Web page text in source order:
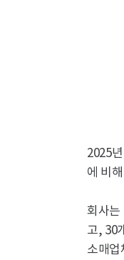
2025
에 비
회사는
고, 30
소매업